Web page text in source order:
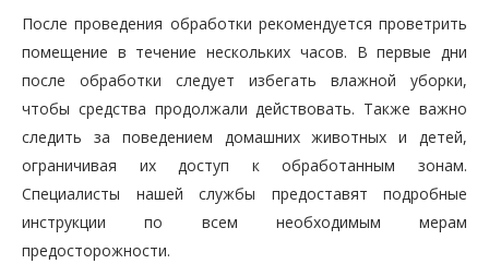
После проведения обработки рекомендуется проветрить
помещение в течение нескольких часов. В первые дни
после обработки следует избегать влажной уборки,
чтобы средства продолжали действовать. Также важно
следить за поведением домашних животных и детей,
ограничивая их доступ к обработанным зонам.
Специалисты нашей службы предоставят подробные
инструкции по всем необходимым мерам
предосторожности.